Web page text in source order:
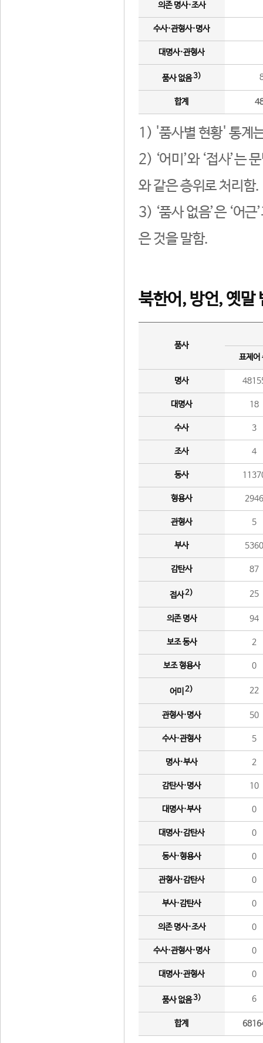
의존 명사·조사
수사·관형사·명사
대명사·관형사
품사 없음3)
합계
1) '품사별 현황' 통계
2) ‘어미’와 ‘접사’는
와 같은 층위로 처리함.
3) ‘품사 없음’은 ‘어
은 것을 말함.
북한어, 방언, 옛말
품사
표제어
명사
대명사 18
수사 3
조사 4
동사
형용사 2946
관형사 5
부사 5360
감탄사 87
접사2) 25
의존 명사 94
보조 동사 2
보조 형용사 0
어미 2) 22
관형사·명사 50
수사·관형사 5
명사·부사 2
감탄사·명사 10
대명사·부사 0
대명사·감탄사 0
동사·형용사 0
관형사·감탄사 0
부사·감탄사 0
의존 명사·조사 0
수사·관형사·명사 0
대명사·관형사 0
품사 없음3) 6
합계